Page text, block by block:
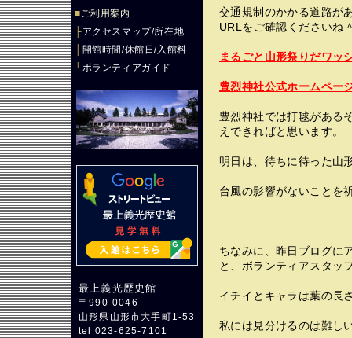
■ご利用案内
├アクセスマップ/所在地
├開館時間/休館日/入館料
└ボランティアガイド
最上義光歴史館
〒990-0046
山形県山形市大手町1-53
tel 023-625-7101
交通規制のかかる道路が
URLをご確認くださいね
まるごと山形祭りだワッ
豊烈神社公式ホームペー
豊烈神社では打毬がある
えできればと思います。
明日は、待ちに待った山
台風の影響がないことを
ちなみに、昨日ブログに
と、ボランティアスタッ
イチイとキャラは葉の長
私には見分けるのは難し